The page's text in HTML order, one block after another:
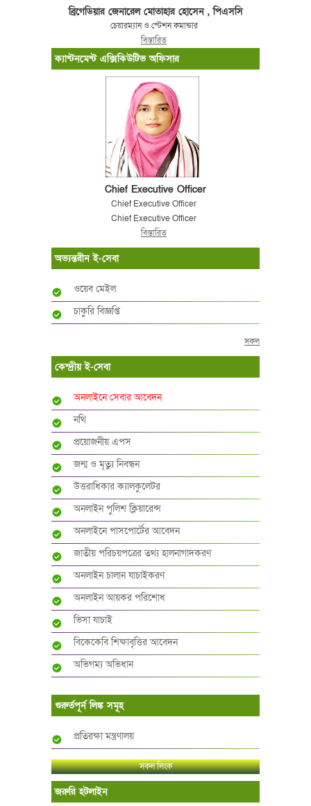
ব্রিগেডিয়ার জেনারেল মোতাহার হোসেন , পিএসসি
চেয়ারম্যান ও স্টেশন কমান্ডার
বিস্তারিত
ক্যান্টনমেন্ট এক্সিকিউটিভ অফিসার
Chief Executive Officer
Chief Executive Officer
Chief Executive Officer
বিস্তারিত
অভ্যন্তরীন ই-সেবা
ওয়েব মেইল
চাকুরি বিজ্ঞপ্তি
সকল
কেন্দ্রীয় ই-সেবা
অনলাইনে সেবার আবেদন
নথি
প্রয়োজনীয় এপস
জন্ম ও মৃত্যু নিবন্ধন
উত্তরাধিকার ক্যালকুলেটর
অনলাইন পুলিশ ক্লিয়ারেন্স
অনলাইনে পাসপোর্টের আবেদন
জাতীয় পরিচয়পত্রের তথ্য হালনাগাদকরণ
অনলাইন চালান যাচাইকরণ
অনলাইন আয়কর পরিশোধ
ভিসা যাচাই
বিকেকেবি শিক্ষাবৃত্তির আবেদন
অভিগম্য অভিধান
গুরুর্তপূর্ন লিঙ্ক সমূহ
প্রতিরক্ষা মন্ত্রণালয়
সকল লিংক
জরুরি হটলাইন